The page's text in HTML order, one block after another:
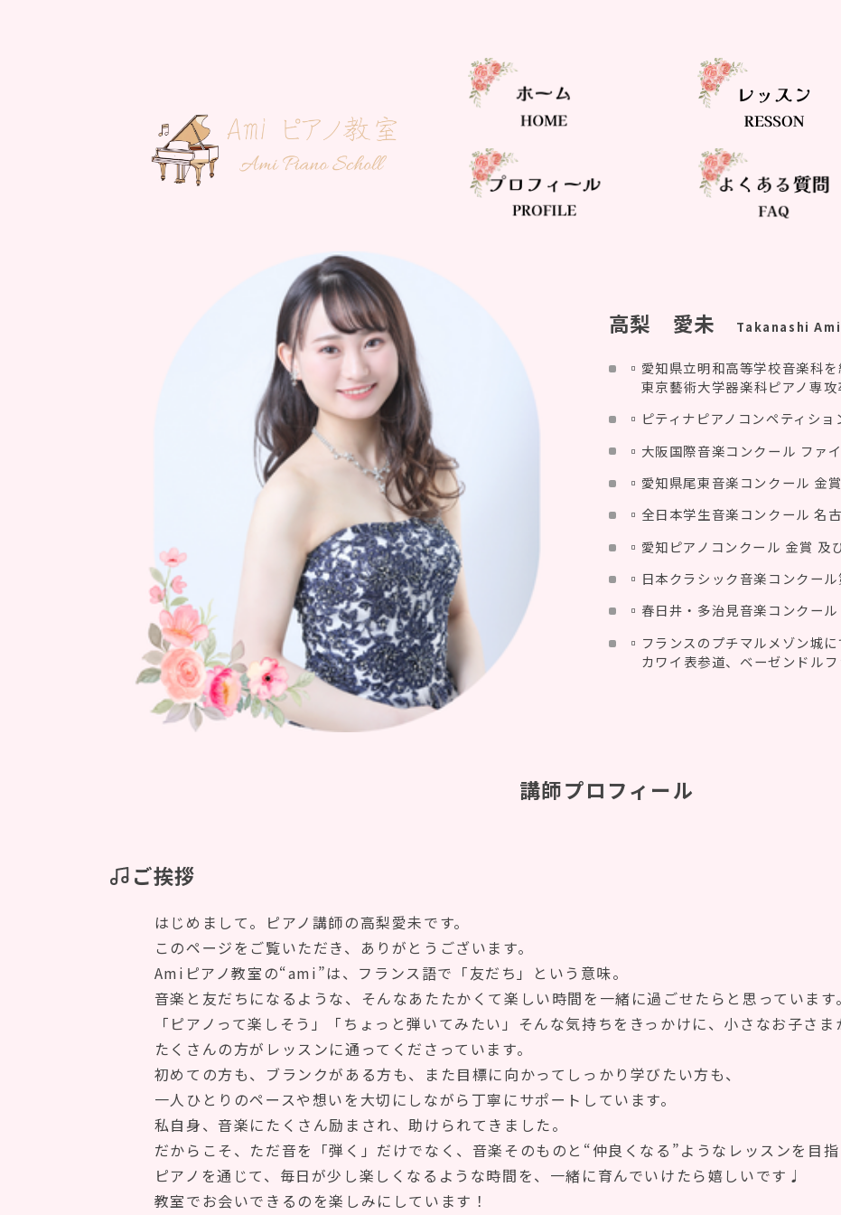
高梨 愛未 Takanashi Ami
▫️愛知県立明和高等学校音楽科を
東京藝術大学器楽科ピアノ専攻
▫️ピティナピアノコンペティショ
▫️大阪国際音楽コンクール ファイ
▫️愛知県尾東音楽コンクール 金
▫️全日本学生音楽コンクール 名古
▫️愛知ピアノコンクール 金賞 及
▫️日本クラシック音楽コンクール
▫️春日井・多治見音楽コンクール
▫️フランスのプチマルメゾン城に
カワイ表参道、ベーゼンドル
講師プロフィール
ご挨拶
はじめまして。ピアノ講師の高梨愛未です。
このページをご覧いただき、ありがとうございます。
Amiピアノ教室の“ami”は、フランス語で「友だち」という意味。
音楽と友だちになるような、そんなあたたかくて楽しい時間を一緒に過ごせたらと思っています。
「ピアノって楽しそう」「ちょっと弾いてみたい」そんな気持ちをきっかけに、小さなお子さま
たくさんの方がレッスンに通ってくださっています。
初めての方も、ブランクがある方も、また目標に向かってしっかり学びたい方も、
一人ひとりのペースや想いを大切にしながら丁寧にサポートしています。
私自身、音楽にたくさん励まされ、助けられてきました。
だからこそ、ただ音を「弾く」だけでなく、音楽そのものと“仲良くなる”ようなレッスンを目指
ピアノを通じて、毎日が少し楽しくなるような時間を、一緒に育んでいけたら嬉しいです♩
教室でお会いできるのを楽しみにしています！